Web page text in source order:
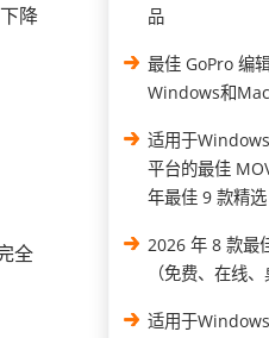
降
全
品
最佳 GoPro 编
Windows和
适用于
平台的最佳
年最佳 9 款精选
2026 年 8 款最
（免费、在线、
适用于